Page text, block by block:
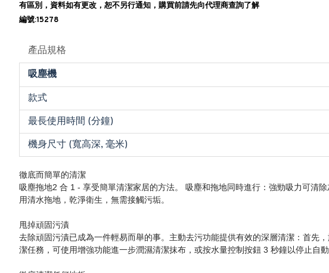
有區別，資料如有更改，恕不另行通知，購買前請先向代理商查詢了解
編號:15278
產品規格
吸塵機
款式
最長使用時間 (分鐘)
機身尺寸 (寬高深, 毫米)
徹底而簡單的清潔
吸塵拖地2 合 1 - 享受簡單清潔家居的方法。 吸塵和拖地同時進行：強勁吸力可清
用清水拖地，乾淨衛生，無需接觸污垢。
甩掉頑固污漬
去除頑固污漬已成為一件輕易而舉的事。主動去污功能提供有效的深層清潔：首先
潔任務，可使用增強功能進一步潤濕清潔抹布，或按水量控制按鈕 3 秒鐘以停止自動